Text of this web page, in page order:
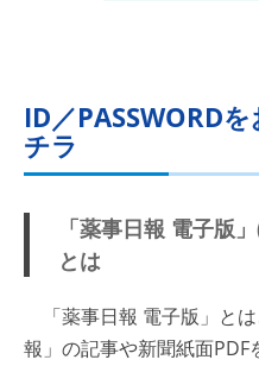
ID／PASSWORD
チラ
「薬事日報 電子版
とは
「薬事日報 電子版」と
報」の記事や新聞紙面